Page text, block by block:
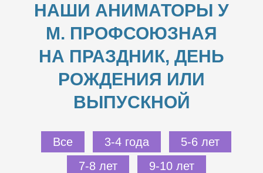
НАШИ АНИМАТОРЫ У
М. ПРОФСОЮЗНАЯ
НА ПРАЗДНИК, ДЕНЬ
РОЖДЕНИЯ ИЛИ
ВЫПУСКНОЙ
Все 3-4 года
5-6 лет
7-8 лет
9-10 лет